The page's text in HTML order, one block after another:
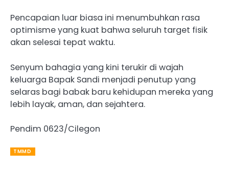
Pencapaian luar biasa ini menumbuhkan rasa
optimisme yang kuat bahwa seluruh target fisik
akan selesai tepat waktu.
Senyum bahagia yang kini terukir di wajah
keluarga Bapak Sandi menjadi penutup yang
selaras bagi babak baru kehidupan mereka yang
lebih layak, aman, dan sejahtera.
Pendim 0623/Cilegon
TMMD